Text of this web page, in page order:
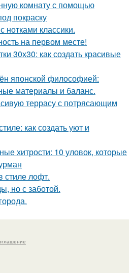
комнату с помощью
покраску
нотками классики.
на первом месте!
30х30: как создать красивые
японской философией:
материалы и баланс.
террасу с потрясающим
как создать уют и
хитрости: 10 уловок, которые
стиле лофт.
но с заботой.